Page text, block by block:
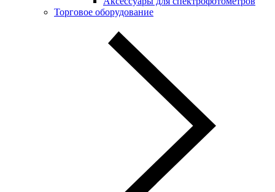
Торговое оборудование